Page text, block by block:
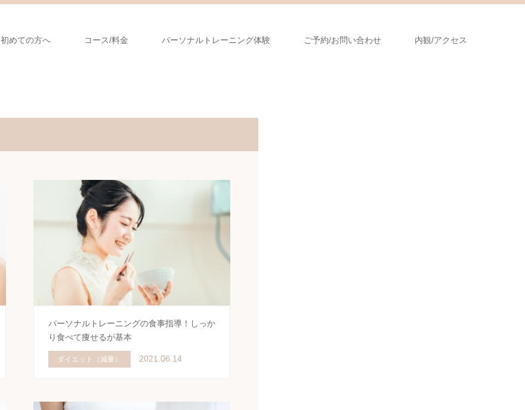
初めての方へ コース/料金 パーソナルトレーニング体験 ご予約/お問い合わせ 内観/アクセス
パーソナルトレーニングの食事指導！しっか
り食べて痩せるが基本
ダイエット（減量） 2021.06.14